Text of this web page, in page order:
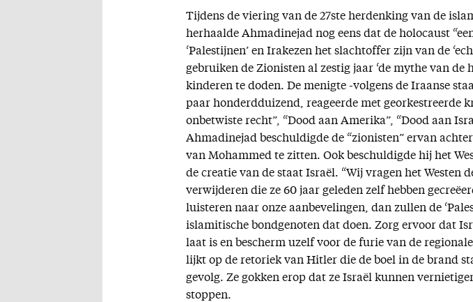
Tijdens de viering van de 27ste herdenking van de
herhaalde Ahmadinejad nog eens dat de holocaust
‘Palestijnen’ en Irakezen het slachtoffer zijn van de
gebruiken de Zionisten al zestig jaar ‘de mythe van de
kinderen te doden. De menigte -volgens de Iraanse
paar honderdduizend, reageerde met georkestreerde
onbetwiste recht”, “Dood aan Amerika”, “Dood aan
Ahmadinejad beschuldigde de “zionisten” ervan
van Mohammed te zitten. Ook beschuldigde hij het
de creatie van de staat Israël. “Wij vragen het Westen
verwijderen die ze 60 jaar geleden zelf hebben
luisteren naar onze aanbevelingen, dan zullen de
islamitische bondgenoten dat doen. Zorg ervoor dat
laat is en bescherm uzelf voor de furie van de
lijkt op de retoriek van Hitler die de boel in de brand
gevolg. Ze gokken erop dat ze Israël kunnen
stoppen.